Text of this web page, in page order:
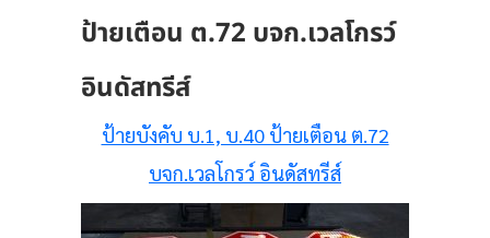
ป้ายเตือน ต.72 บจก.เวลโกรว์
อินดัสทรีส์
ป้ายบังคับ บ.1, บ.40 ป้ายเตือน ต.72
บจก.เวลโกรว์ อินดัสทรีส์